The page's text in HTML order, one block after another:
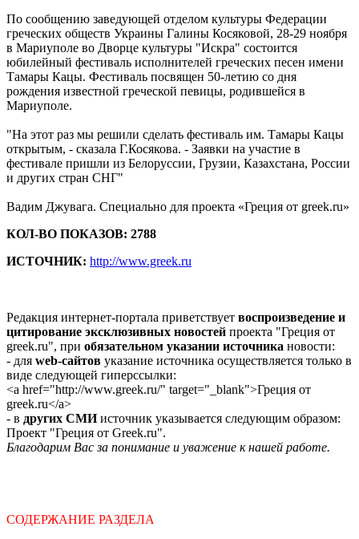
По сообщению заведующей отделом культуры Федерации
греческих обществ Украины Галины Косяковой, 28-29 ноября
в Мариуполе во Дворце культуры "Искра" состоится
юбилейный фестиваль исполнителей греческих песен имени
Тамары Кацы. Фестиваль посвящен 50-летию со дня
рождения известной греческой певицы, родившейся в
Мариуполе.
"На этот раз мы решили сделать фестиваль им. Тамары Кацы
открытым, - сказала Г.Косякова. - Заявки на участие в
фестивале пришли из Белоруссии, Грузии, Казахстана, России
и других стран СНГ"
Вадим Джувага. Специально для проекта «Греция от greek.ru»
КОЛ-ВО ПОКАЗОВ: 2788
ИСТОЧНИК: http://www.greek.ru
Редакция интернет-портала приветствует воспроизведение и
цитирование эксклюзивных новостей проекта "Греция от
greek.ru", при обязательном указании источника новости:
- для web-сайтов указание источника осуществляется только в
виде следующей гиперссылки:
<a href="http://www.greek.ru/" target="_blank">Греция от
greek.ru</a>
- в других СМИисточник указывается следующим образом:
Проект "Греция от Greek.ru".
Благодарим Вас за понимание и уважение к нашей работе.
СОДЕРЖАНИЕ РАЗДЕЛА